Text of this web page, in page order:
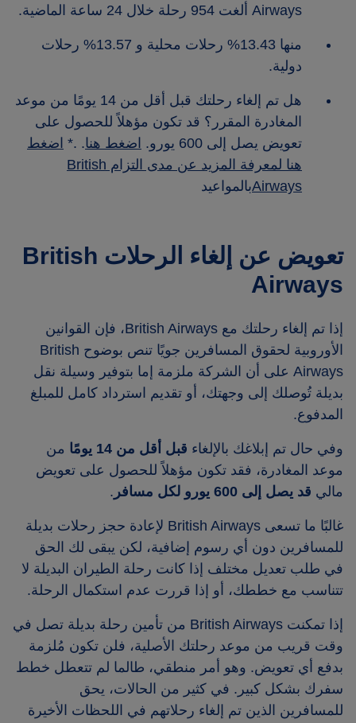
Airways ألغت 954 رحلة خلال 24 ساعة الماضية.
منها 13.43% رحلات محلية و 13.57% رحلات
دولية.
هل تم إلغاء رحلتك قبل أقل من 14 يومًا من موعد
المغادرة المقرر؟ قد تكون مؤهلاً للحصول على
تعويض يصل إلى 600 يورو.
اضغط هنا. .* اضغط
هنا لمعرفة المزيد عن مدى التزام British
Airwaysبالمواعيد
تعويض عن إلغاء الرحلات British
Airways
إذا تم إلغاء رحلتك مع British Airways، فإن القوانين
الأوروبية لحقوق المسافرين جويًا تنص بوضوح British
Airways على أن الشركة ملزمة إما بتوفير وسيلة نقل
بديلة تُوصلك إلى وجهتك، أو تقديم استرداد كامل للمبلغ
المدفوع.
وفي حال تم إبلاغك بالإلغاء قبل أقل من 14 يومًا
من
موعد المغادرة، فقد تكون مؤهلاً للحصول على تعويض
مالي قد يصل إلى 600 يورو لكل مسافر .
غالبًا ما تسعى British Airways لإعادة حجز رحلات بديلة
للمسافرين دون أي رسوم إضافية، لكن يبقى لك الحق
في طلب تعديل مختلف إذا كانت رحلة الطيران البديلة لا
تتناسب مع خططك، أو إذا قررت عدم استكمال الرحلة.
إذا تمكنت British Airways من تأمين رحلة بديلة تصل في
وقت قريب من موعد رحلتك الأصلية، فلن تكون مُلزمة
بدفع أي تعويض. وهو أمر منطقي، طالما لم تتعطل خطط
سفرك بشكل كبير. في كثير من الحالات، يحق
للمسافرين الذين تم إلغاء رحلاتهم في اللحظات الأخيرة